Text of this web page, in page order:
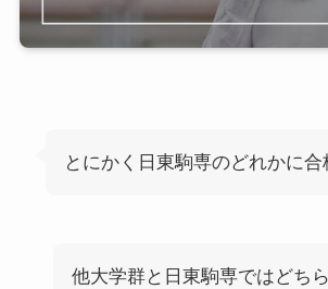
とにかく日東駒専のどれかに合
他大学群と日東駒専ではどち